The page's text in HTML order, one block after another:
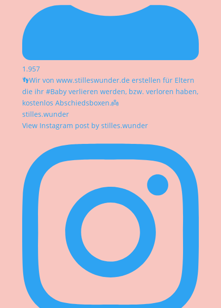
1.957
👣Wir von www.stilleswunder.de erstellen für Eltern
die ihr #Baby verlieren werden, bzw. verloren haben,
kostenlos Abschiedsboxen.👼
stilles.wunder
View Instagram post by stilles.wunder